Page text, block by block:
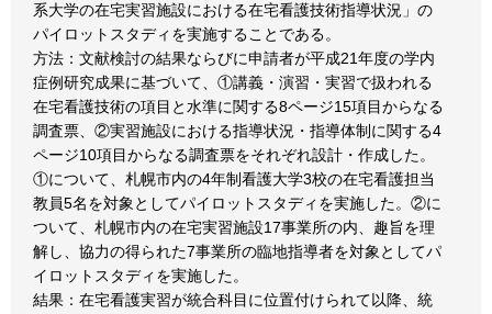
系大学の在宅実習施設における在宅看護技術指導状況」の
パイロットスタディを実施することである。
方法：文献検討の結果ならびに申請者が平成21年度の学内
症例研究成果に基づいて、①講義・演習・実習で扱われる
在宅看護技術の項目と水準に関する8ページ15項目からなる
調査票、②実習施設における指導状況・指導体制に関する4
ページ10項目からなる調査票をそれぞれ設計・作成した。
①について、札幌市内の4年制看護大学3校の在宅看護担当
教員5名を対象としてパイロットスタディを実施した。②に
ついて、札幌市内の在宅実習施設17事業所の内、趣旨を理
解し、協力の得られた7事業所の臨地指導者を対象としてパ
イロットスタディを実施した。
結果：在宅看護実習が統合科目に位置付けられて以降、統